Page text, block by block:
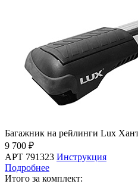
Багажник на рейлинги Lux
9 700 ₽
АРТ 791323 Инструкция
Подробнее
Итого за комплект: